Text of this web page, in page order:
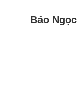
Bảo Ngọc